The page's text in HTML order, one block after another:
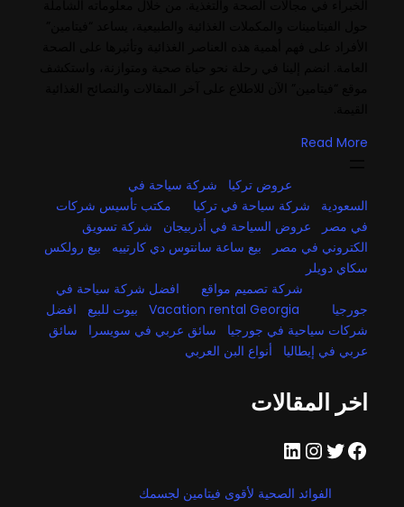
Read More
عروض تركيا
شركة سياحة في
السعودية
شركة سياحة في تركيا
مكتب تأسيس شركات
في مصر
عروض السياحة في أذربيجان
شركة تسويق
الكتروني في مصر
بيع ساعة سانتوس دي كارتييه
بيع رولكس
سكاي دويلر
شركة تصميم مواقع
افضل شركة سياحة في
جورجيا
Vacation rental Georgia بيوت للبيع
افضل
شركات سياحية في جورجيا
سائق عربي في سويسرا
سائق
عربي في إيطاليا
أنواع البن العربي
اخر المقالات
فيسبوك تويتر إنستجرام لينكد إن
الفوائد الصحية لأقوى فيتامين لجسمك